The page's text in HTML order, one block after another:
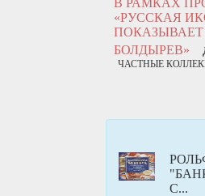
«РУССКАЯ
БОЛДЫРЕВ»
ЧАСТНЫЕ
С...